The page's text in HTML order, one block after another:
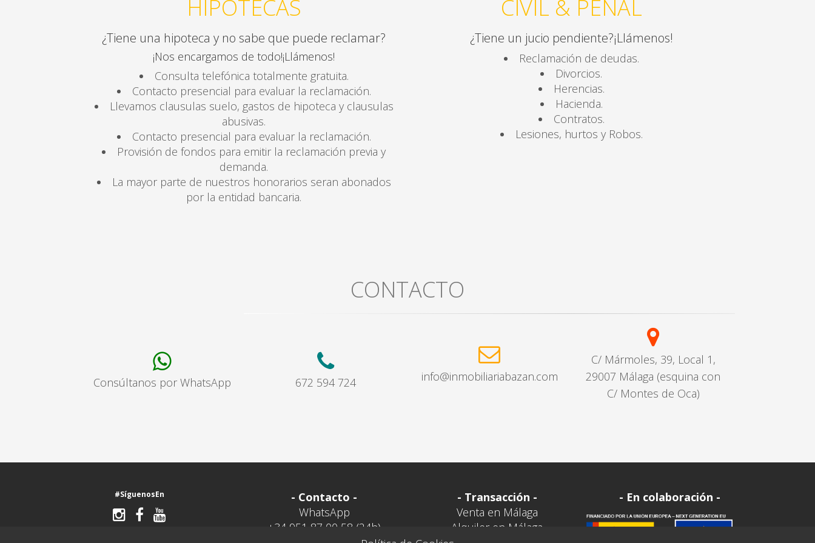
HIPOTECAS
¿Tiene una hipoteca y no sabe que puede reclamar?
¡Nos encargamos de todo!¡Llámenos!
Consulta telefónica totalmente gratuita.
Contacto presencial para evaluar la reclamación.
Llevamos clausulas suelo, gastos de hipoteca y clausulas
abusivas.
Contacto presencial para evaluar la reclamación.
Provisión de fondos para emitir la reclamación previa y
demanda.
La mayor parte de nuestros honorarios seran abonados
por la entidad bancaria.
CIVIL & PENAL
¿Tiene un jucio pendiente?¡Llámenos!
Reclamación de deudas.
Divorcios.
Herencias.
Hacienda.
Contratos.
Lesiones, hurtos y Robos.
CONTACTO
Consúltanos por WhatsApp 672 594 724 info@inmobiliariabazan.com
C/ Mármoles, 39, Local 1,
29007 Málaga (esquina con
C/ Montes de Oca)
#SíguenosEn
- Contacto -
WhatsApp
+34 951 87 00 58 (24h)
- Transacción -
Venta en Málaga
Alquiler en Málaga
- En colaboración -